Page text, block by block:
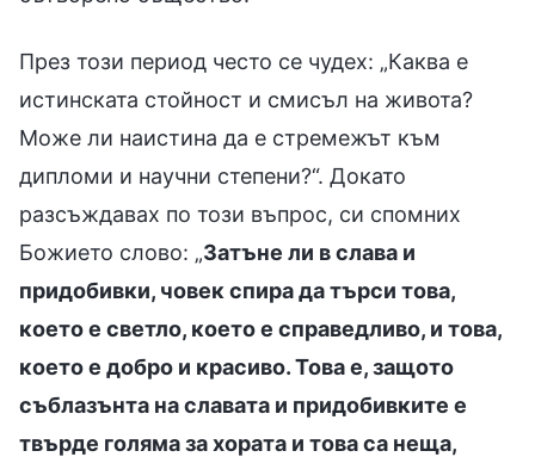
През този период често се чудех: „Каква е
истинската стойност и смисъл на живота?
Може ли наистина да е стремежът към
дипломи и научни степени?“. Докато
разсъждавах по този въпрос, си спомних
Божието слово: „Затъне ли в слава и
придобивки, човек спира да търси това,
което е светло, което е справедливо, и това,
което е добро и красиво. Това е, защото
съблазънта на славата и придобивките е
твърде голяма за хората и това са неща,